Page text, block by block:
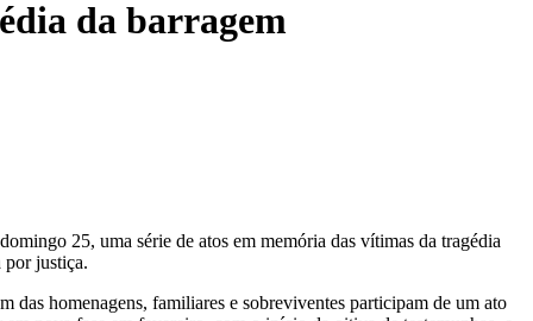
da barragem
25, uma série de atos em memória das vítimas da tragédia
por justiça.
homenagens, familiares e sobreviventes participam de um ato